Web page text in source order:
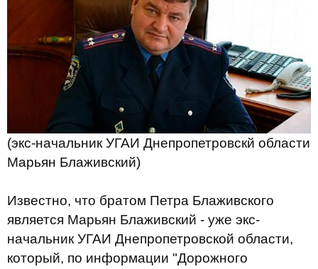
(экс-начальник УГАИ Днепропетровскй области
Марьян Блаживский)
Известно, что братом Петра Блаживского
является Марьян Блаживский - уже экс-
начальник УГАИ Днепропетровской области,
который, по информации "Дорожного